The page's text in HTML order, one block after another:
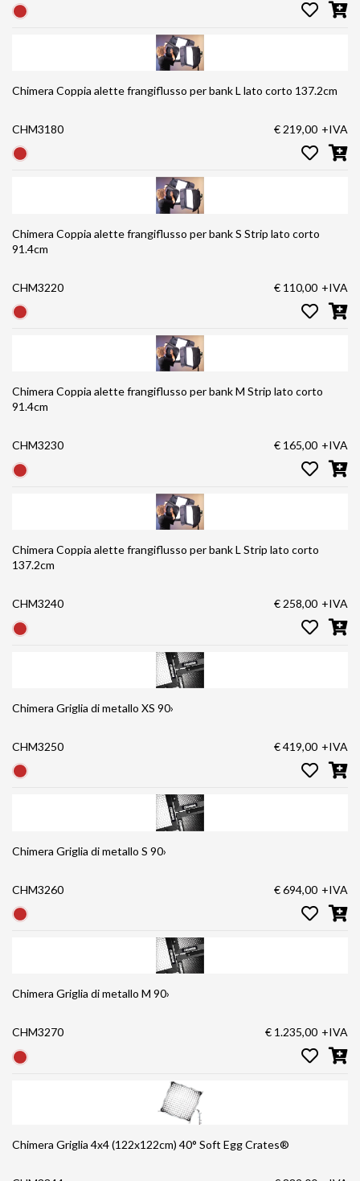
Chimera Coppia alette frangiflusso per bank L lato corto 137.2cm
CHM3180 € 219,00 +IVA
Chimera Coppia alette frangiflusso per bank S Strip lato corto
91.4cm
CHM3220 € 110,00 +IVA
Chimera Coppia alette frangiflusso per bank M Strip lato corto
91.4cm
CHM3230 € 165,00 +IVA
Chimera Coppia alette frangiflusso per bank L Strip lato corto
137.2cm
CHM3240 € 258,00 +IVA
Chimera Griglia di metallo XS 90›
CHM3250 € 419,00 +IVA
Chimera Griglia di metallo S 90›
CHM3260 € 694,00 +IVA
Chimera Griglia di metallo M 90›
CHM3270 € 1.235,00 +IVA
Chimera Griglia 4x4 (122x122cm) 40° Soft Egg Crates®